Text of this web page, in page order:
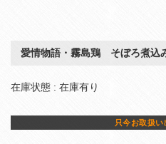
愛情物語・霧島鶏 そぼろ煮込
在庫状態 : 在庫有り
只今お取扱